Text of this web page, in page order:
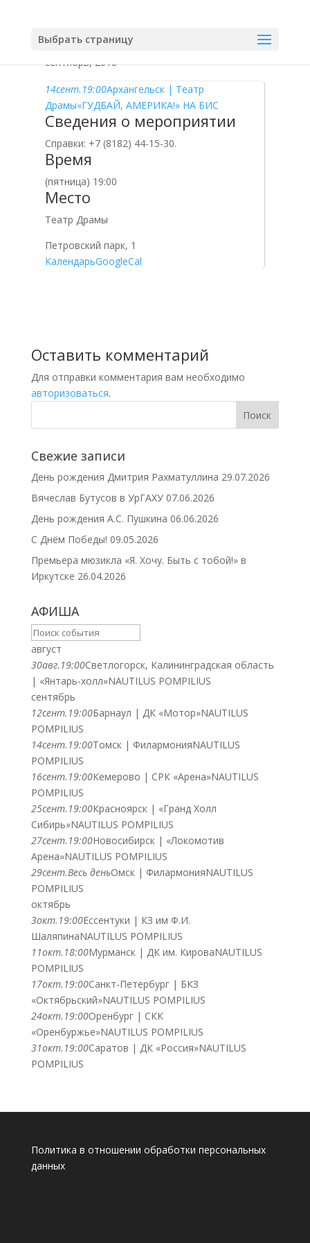
Выбрать страницу
сентябрь, 2018
14сент. 19:00Архангельск | Театр
Драмы«ГУДБАЙ, АМЕРИКА!» НА БИС
Сведения о мероприятии
Справки: +7 (8182) 44-15-30.
Время
(пятница) 19:00
Место
Театр Драмы
Петровский парк, 1
КалендарьGoogleCal
Оставить комментарий
Для отправки комментария вам необходимо
авторизоваться.
Свежие записи
День рождения Дмитрия Рахматуллина 29.07.2026
Вячеслав Бутусов в УрГАХУ 07.06.2026
День рождения А.С. Пушкина 06.06.2026
С Днём Победы! 09.05.2026
Премьера мюзикла «Я. Хочу. Быть с тобой!» в
Иркутске 26.04.2026
АФИША
август
30авг. 19:00Светлогорск, Калининградская область
| «Янтарь-холл»NAUTILUS POMPILIUS
сентябрь
12сент. 19:00Барнаул | ДК «Мотор»NAUTILUS
POMPILIUS
14сент. 19:00Томск | ФилармонияNAUTILUS
POMPILIUS
16сент. 19:00Кемерово | СРК «Арена»NAUTILUS
POMPILIUS
25сент. 19:00Красноярск | «Гранд Холл
Сибирь»NAUTILUS POMPILIUS
27сент. 19:00Новосибирск | «Локомотив
Арена»NAUTILUS POMPILIUS
29сент.Весь деньОмск | ФилармонияNAUTILUS
POMPILIUS
октябрь
3окт. 19:00Ессентуки | КЗ им Ф.И.
ШаляпинаNAUTILUS POMPILIUS
11окт. 18:00Мурманск | ДК им. КироваNAUTILUS
POMPILIUS
17окт. 19:00Санкт-Петербург | БКЗ
«Октябрьский»NAUTILUS POMPILIUS
24окт. 19:00Оренбург | СКК
«Оренбуржье»NAUTILUS POMPILIUS
31окт. 19:00Саратов | ДК «Россия»NAUTILUS
POMPILIUS
Политика в отношении обработки персональных
данных